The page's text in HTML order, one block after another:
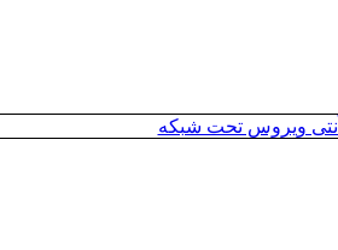
آنتی ویروس تحت شبکه